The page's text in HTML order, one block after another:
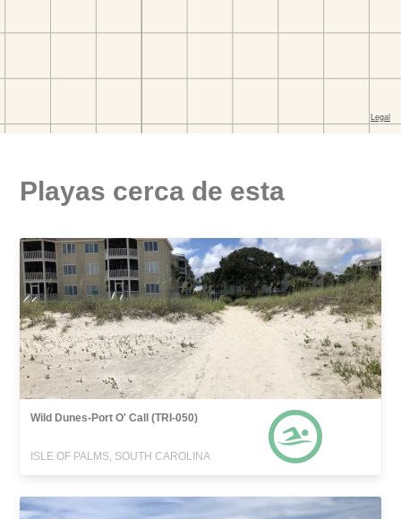
Playas cerca de esta
Wild Dunes-Port O' Call (TRI-050)
ISLE OF PALMS, SOUTH CAROLINA